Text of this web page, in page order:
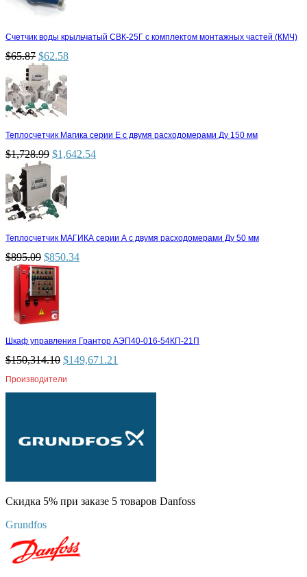
Счетчик воды крыльчатый СВК-25Г с комплектом монтажных частей (КМЧ)
$65.87 $62.58
Теплосчетчик Магика серии Е с двумя расходомерами Ду 150 мм
$1,728.99 $1,642.54
Теплосчетчик МАГИКА серии А с двумя расходомерами Ду 50 мм
$895.09 $850.34
Шкаф управления Грантор АЭП40-016-54КП-21П
$150,314.10 $149,671.21
Производители
Скидка 5% при заказе 5 товаров Danfoss
Grundfos